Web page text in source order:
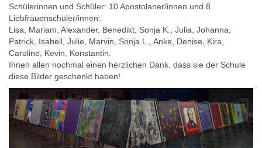
Schülerinnen und Schüler: 10 Apostolaner/innen und 8
Liebfrauenschüler/innen:
Lisa, Mariam, Alexander, Benedikt, Sonja K., Julia, Johanna,
Patrick, Isabell, Julie, Marvin, Sonja L., Anke, Denise, Kira,
Caroline, Kevin, Konstantin.
Ihnen allen nochmal einen herzlichen Dank, dass sie der Schule
diese Bilder geschenkt haben!